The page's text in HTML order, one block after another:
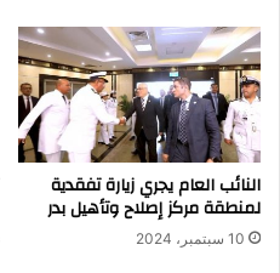
النائب العام يجري زيارة تفقدية
لمنطقة مركز إصلاح وتأهيل بدر
10 سبتمبر، 2024